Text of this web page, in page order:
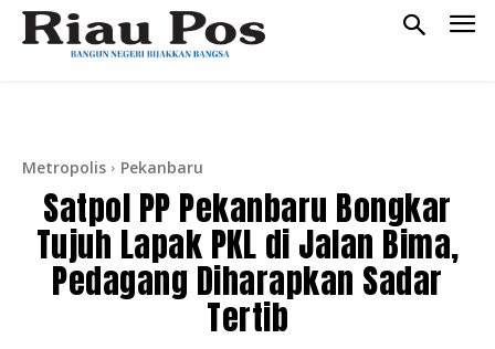
Metropolis Pekanbaru
Satpol PP Pekanbaru Bongkar
Tujuh Lapak PKL di Jalan Bima,
Pedagang Diharapkan Sadar
Tertib